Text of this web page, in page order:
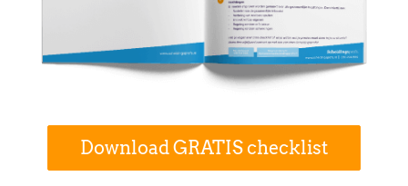
Download GRATIS checklist